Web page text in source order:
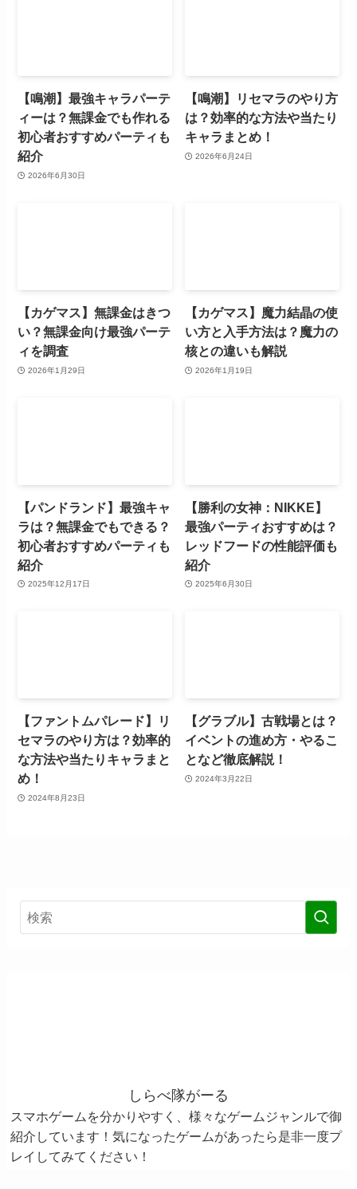
【鳴潮】最強キャラパーテ
ィーは？無課金でも作れる
初心者おすすめパーティも
紹介
2026年6月30日
【鳴潮】リセマラのやり方
は？効率的な方法や当たり
キャラまとめ！
2026年6月24日
【カゲマス】無課金はきつ
い？無課金向け最強パーテ
ィを調査
2026年1月29日
【カゲマス】魔力結晶の使
い方と入手方法は？魔力の
核との違いも解説
2026年1月19日
【パンドランド】最強キャ
ラは？無課金でもできる？
初心者おすすめパーティも
紹介
2025年12月17日
【勝利の女神：NIKKE】
最強パーティおすすめは？
レッドフードの性能評価も
紹介
2025年6月30日
【ファントムパレード】リ
セマラのやり方は？効率的
な方法や当たりキャラまと
め！
2024年8月23日
【グラブル】古戦場とは？
イベントの進め方・やるこ
となど徹底解説！
2024年3月22日
しらべ隊がーる
スマホゲームを分かりやすく、様々なゲームジャンルで御
紹介しています！気になったゲームがあったら是非一度プ
レイしてみてください！